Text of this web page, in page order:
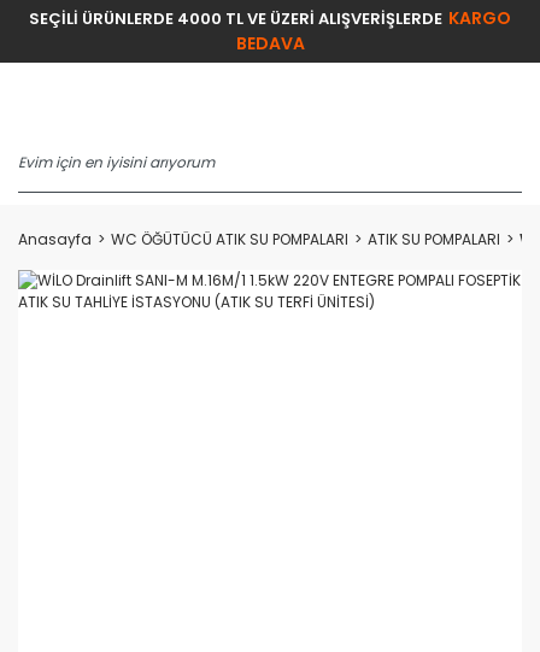
SEÇİLİ ÜRÜNLERDE 4000 TL VE ÜZERİ ALIŞVERİŞLERDE KARGO
BEDAVA
Anasayfa WC ÖĞÜTÜCÜ ATIK SU POMPALARI ATIK SU POMPALARI